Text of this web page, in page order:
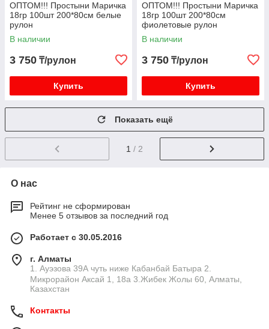
ОПТОМ!!! Простыни Маричка
18гр 100шт 200*80см белые
рулон
В наличии
3 750 ₸/рулон
Купить
ОПТОМ!!! Простыни Маричка
18гр 100шт 200*80см
фиолетовые рулон
В наличии
3 750 ₸/рулон
Купить
Показать ещё
1 / 2
О нас
Рейтинг не сформирован
Менее 5 отзывов за последний год
Работает с 30.05.2016
г. Алматы
1. Ауэзова 39А чуть ниже Кабанбай Батыра ㅤㅤㅤㅤㅤㅤㅤㅤㅤㅤㅤㅤㅤㅤ2. ​
Микрорайон Аксай 1, 18а 3.Жибек Жолы 60, Алматы,
Казахстан
Контакты